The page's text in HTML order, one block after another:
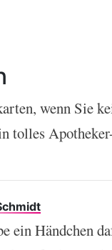
wenn Sie
tolles
ein Händchen